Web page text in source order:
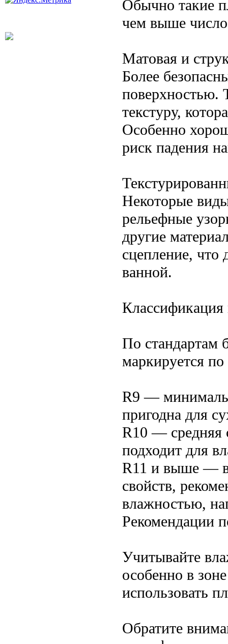
Обычно такие
чем выше
Матовая и
Более
поверхностью.
текстуру,
Особенно
риск падения
Некоторые
рельефные
другие
сцепление,
ванной.
Классификация
По стандартам
маркируется
R9 —
пригодна для
R10 — средняя
подходит для
R11 и выше —
свойств,
влажностью,
Рекомендации
Учитывайте
особенно в
использовать
Обратите